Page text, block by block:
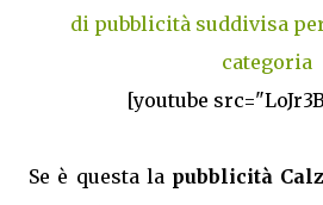
di pubblicità suddivisa
categoria
[youtube
Se è questa la pubblicità